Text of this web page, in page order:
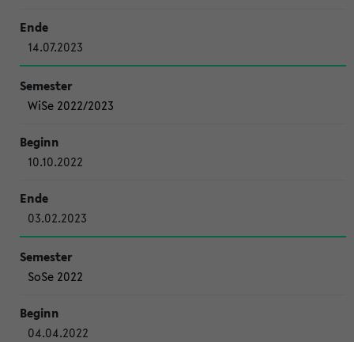
14.07.2023
WiSe 2022/2023
10.10.2022
03.02.2023
SoSe 2022
04.04.2022